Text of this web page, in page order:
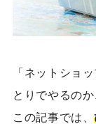
「ネットショ
とりでやるの
この記事では、